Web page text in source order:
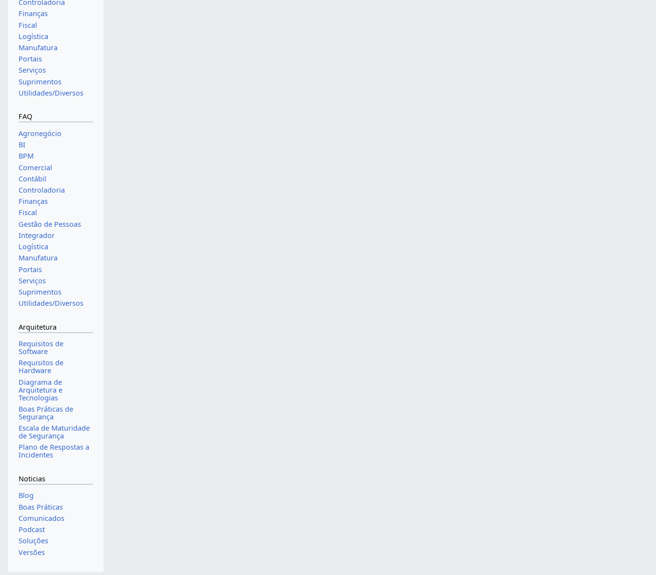
Controladoria
Finanças
Fiscal
Logística
Manufatura
Portais
Serviços
Suprimentos
Utilidades/Diversos
FAQ
Agronegócio
BI
BPM
Comercial
Contábil
Controladoria
Finanças
Fiscal
Gestão de Pessoas
Integrador
Logística
Manufatura
Portais
Serviços
Suprimentos
Utilidades/Diversos
Arquitetura
Requisitos de
Software
Requisitos de
Hardware
Diagrama de
Arquitetura e
Tecnologias
Boas Práticas de
Segurança
Escala de Maturidade
de Segurança
Plano de Respostas a
Incidentes
Noticias
Blog
Boas Práticas
Comunicados
Podcast
Soluções
Versões